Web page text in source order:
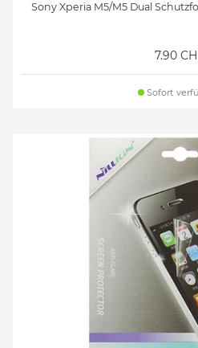
Sony Xperia M5/M5 Dual
7.90
Sofort